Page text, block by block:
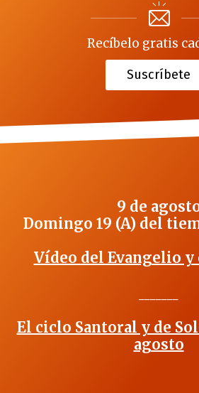
Recíbelo gratis
Suscríbete
9 de
Domingo 19 (A) del
Vídeo del Evangelio
El ciclo Santoral y de
agosto